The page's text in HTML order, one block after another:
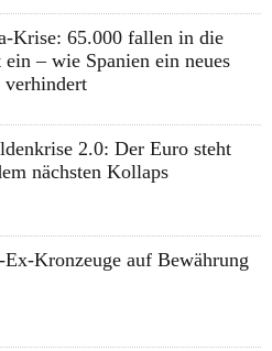
Krise: 65.000 fallen in die
ein – wie Spanien ein neues
verhindert
2.0: Der Euro steht
nächsten Kollaps
Ex-Kronzeuge auf Bewährung